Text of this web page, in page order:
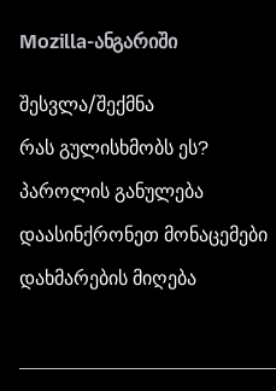
Mozilla-ანგარიში
შესვლა/შექმნა
რას გულისხმობს ეს?
პაროლის განულება
დაასინქრონეთ მონაცემები
დახმარების მიღება